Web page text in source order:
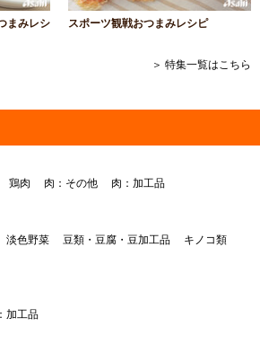
まみレシ
スポーツ観戦おつまみレシピ
＞ 特集一覧はこちら
鶏肉 肉：その他 肉：加工品
淡色野菜 豆類・豆腐・豆加工品
キノコ類
加工品